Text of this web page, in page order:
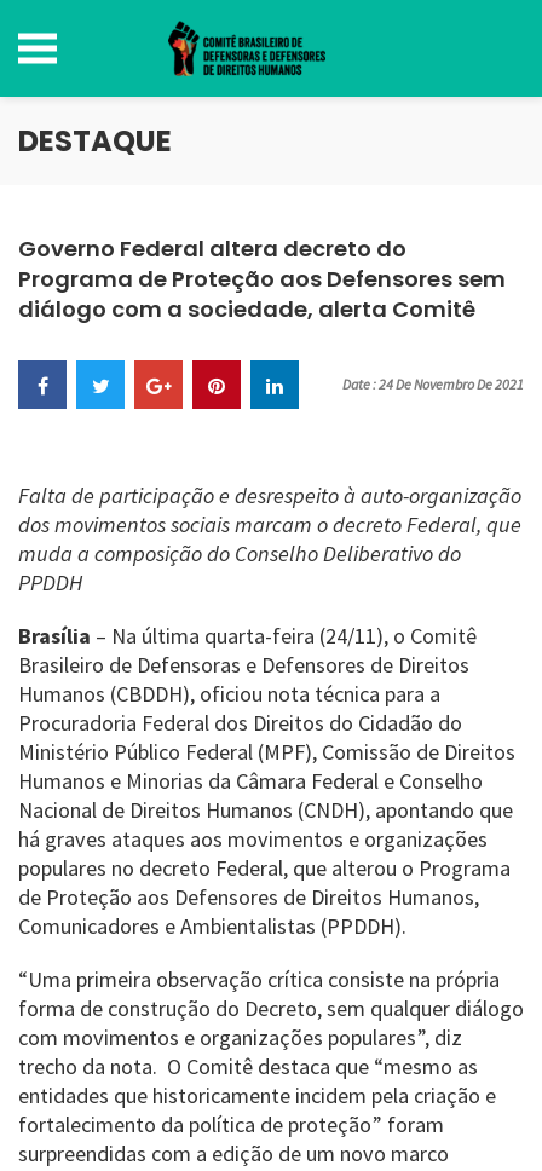
DESTAQUE
Governo Federal altera decreto do
Programa de Proteção aos Defensores sem
diálogo com a sociedade, alerta Comitê
Date : 24 De Novembro De 2021
Falta de participação e desrespeito à auto-organização
dos movimentos sociais marcam o decreto Federal, que
muda a composição do Conselho Deliberativo do
PPDDH
Brasília – Na última quarta-feira (24/11), o Comitê
Brasileiro de Defensoras e Defensores de Direitos
Humanos (CBDDH), oficiou nota técnica para a
Procuradoria Federal dos Direitos do Cidadão do
Ministério Público Federal (MPF), Comissão de Direitos
Humanos e Minorias da Câmara Federal e Conselho
Nacional de Direitos Humanos (CNDH), apontando que
há graves ataques aos movimentos e organizações
populares no decreto Federal, que alterou o Programa
de Proteção aos Defensores de Direitos Humanos,
Comunicadores e Ambientalistas (PPDDH).
“Uma primeira observação crítica consiste na própria
forma de construção do Decreto, sem qualquer diálogo
com movimentos e organizações populares”, diz
trecho da nota. O Comitê destaca que “mesmo as
entidades que historicamente incidem pela criação e
fortalecimento da política de proteção” foram
surpreendidas com a edição de um novo marco